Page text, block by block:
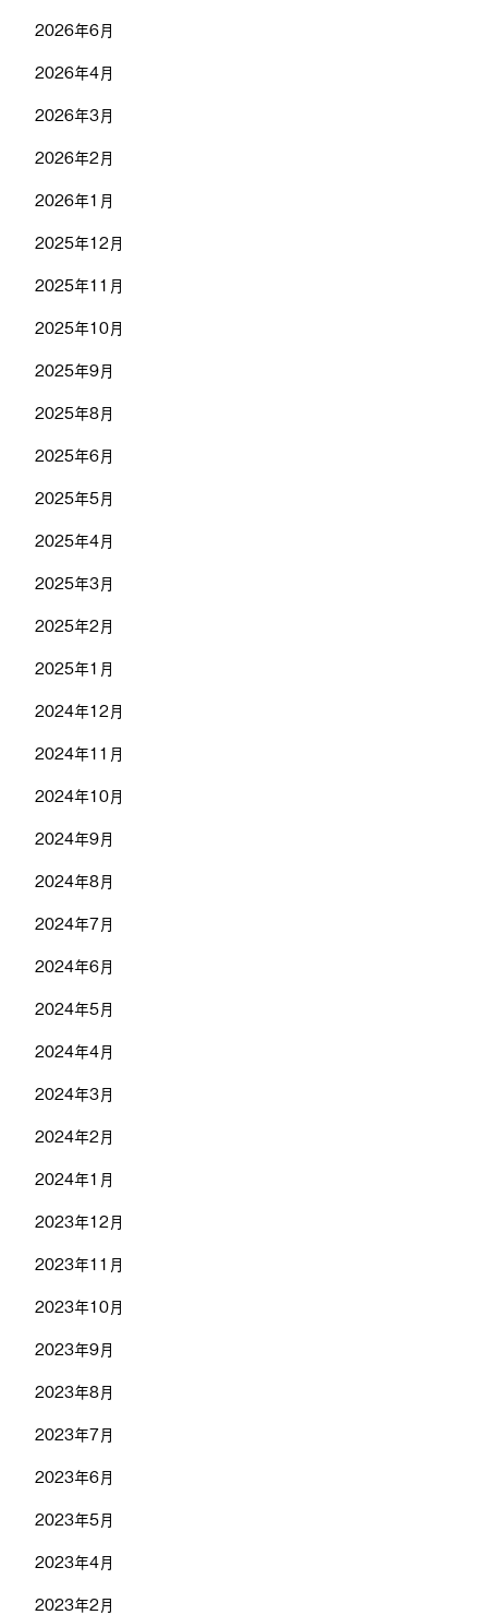
2026年6月
2026年4月
2026年3月
2026年2月
2026年1月
2025年12月
2025年11月
2025年10月
2025年9月
2025年8月
2025年6月
2025年5月
2025年4月
2025年3月
2025年2月
2025年1月
2024年12月
2024年11月
2024年10月
2024年9月
2024年8月
2024年7月
2024年6月
2024年5月
2024年4月
2024年3月
2024年2月
2024年1月
2023年12月
2023年11月
2023年10月
2023年9月
2023年8月
2023年7月
2023年6月
2023年5月
2023年4月
2023年2月